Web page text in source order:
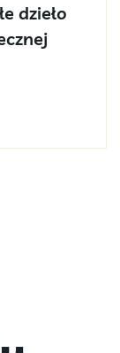
dzieło